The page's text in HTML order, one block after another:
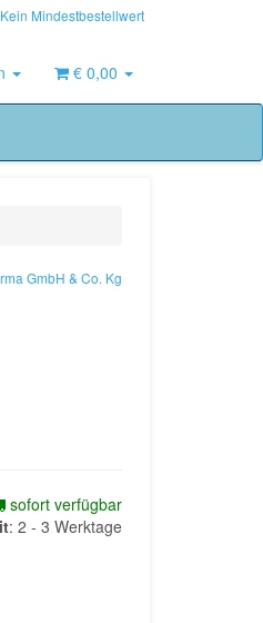
Kein Mindestbestellwert
€ 0,00
GmbH & Co. Kg
sofort verfügbar
: 2 - 3 Werktage